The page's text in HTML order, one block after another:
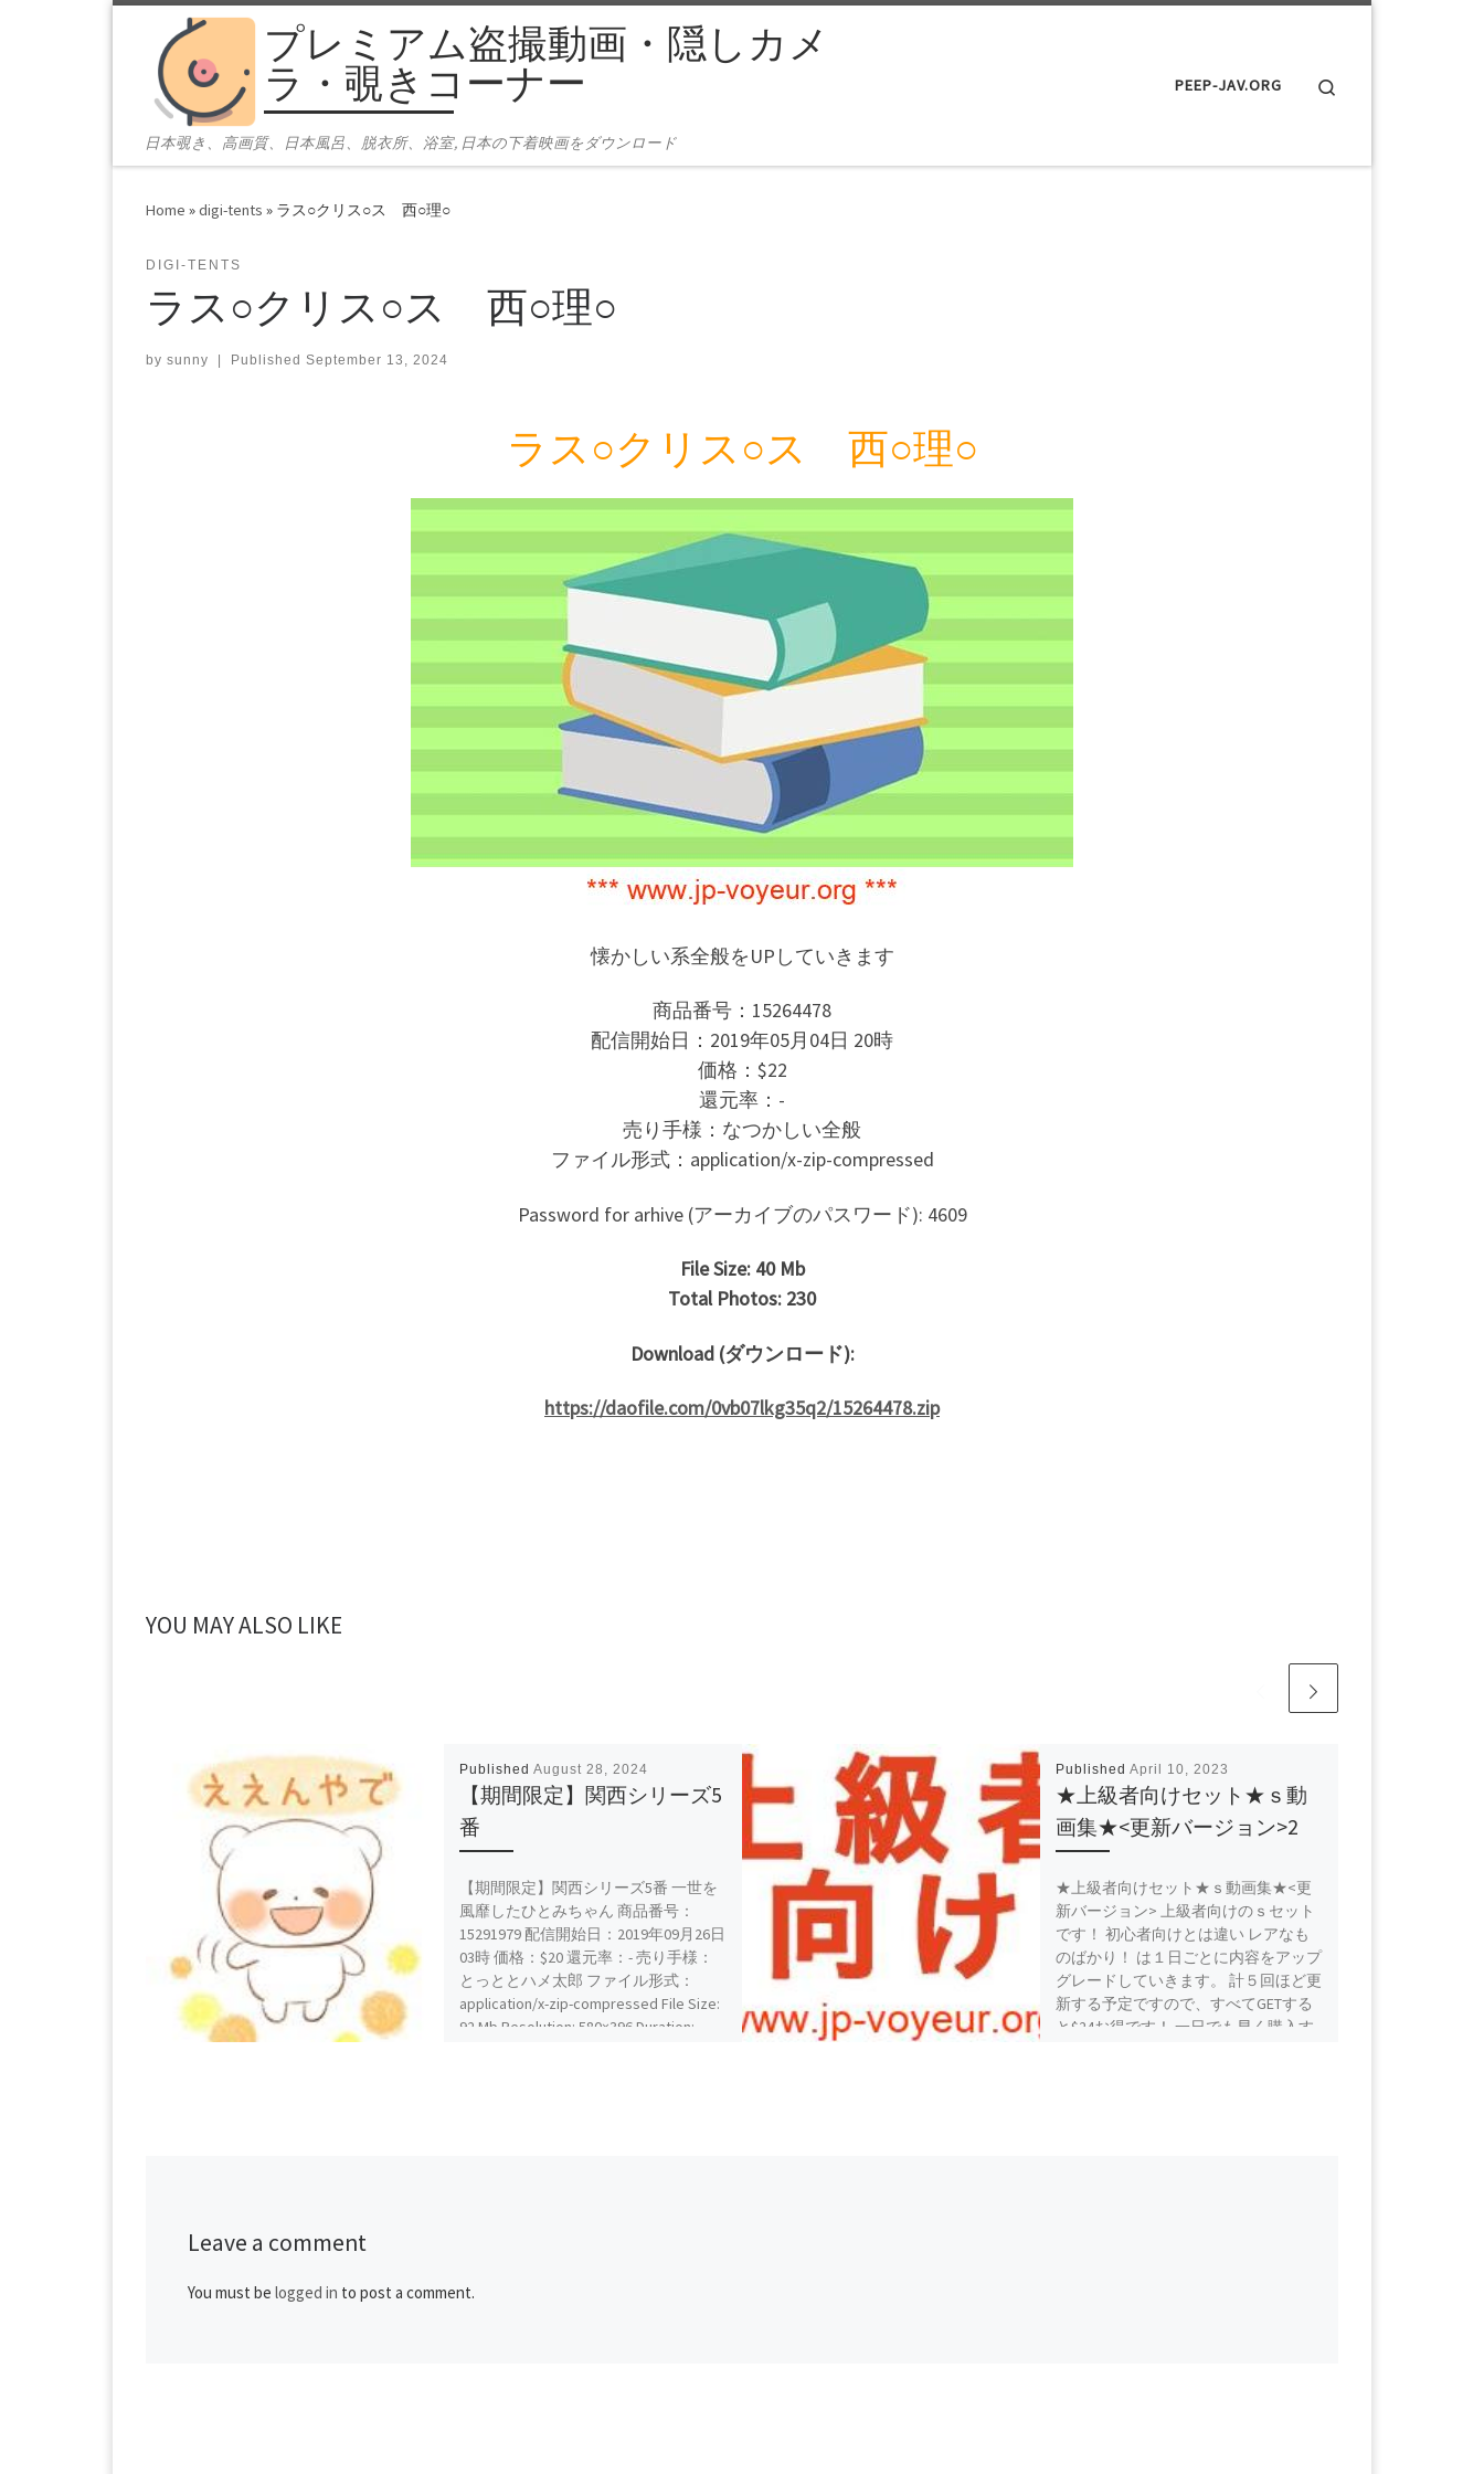
プレミアム盗撮動画・隠しカメ
ラ・覗きコーナー
日本覗き、高画質、日本風呂、脱衣所、浴室, 日本の下着映画をダウンロード
PEEP-JAV.ORG
Home »digi-tents » ラス○クリス○ス 西○理○
DIGI-TENTS
ラス○クリス○ス 西○理○
by sunny Published September 13, 2024
ラス○クリス○ス 西○理○
懐かしい系全般をUPしていきます
商品番号：15264478
配信開始日：2019年05月04日 20時
価格：$22
還元率：-
売り手様：なつかしい全般
ファイル形式：application/x-zip-compressed
Password for arhive (アーカイブのパスワード): 4609
File Size: 40 Mb
Total Photos: 230
Download (ダウンロード):
https://daofile.com/0vb07lkg35q2/15264478.zip
YOU MAY ALSO LIKE
PublishedAugust 28, 2024
【期間限定】関西シリーズ5
番
【期間限定】関西シリーズ5番 一世を
風靡したひとみちゃん 商品番号：
15291979 配信開始日：2019年09月26日
03時 価格：$20 還元率：- 売り手様：
とっととハメ太郎 ファイル形式：
application/x-zip-compressed File Size:
92 Mb Resolution: 580×396 Duration:
PublishedApril 10, 2023
★上級者向けセット★ｓ動
画集★<更新バージョン>2
★上級者向けセット★ｓ動画集★<更
新バージョン> 上級者向けのｓセット
です！ 初心者向けとは違い レアなも
のばかり！ は１日ごとに内容をアップ
グレードしていきます。 計５回ほど更
新する予定ですので、すべてGETする
と$24お得です！ 一日でも早く購入す
Leave a comment
You must be logged in to post a comment.